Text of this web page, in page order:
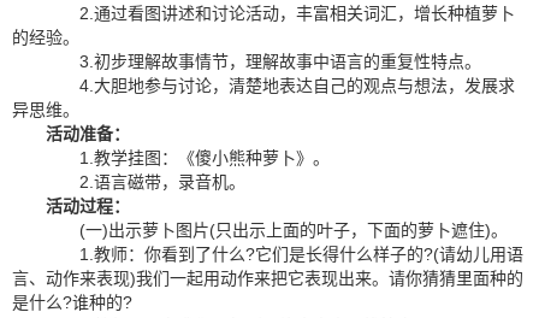
2.通过看图讲述和讨论活动，丰富相关词汇，增长种植萝卜
的经验。
3.初步理解故事情节，理解故事中语言的重复性特点。
4.大胆地参与讨论，清楚地表达自己的观点与想法，发展求
异思维。
活动准备：
1.教学挂图：《傻小熊种萝卜》。
2.语言磁带，录音机。
活动过程：
(一)出示萝卜图片(只出示上面的叶子，下面的萝卜遮住)。
1.教师：你看到了什么?它们是长得什么样子的?(请幼儿用语
言、动作来表现)我们一起用动作来把它表现出来。请你猜猜里面种的
是什么?谁种的?